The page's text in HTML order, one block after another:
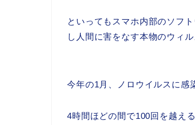
といってもスマホ内部のソフ
し人間に害をなす本物のウィル
今年の1月、ノロウイルスに感
4時間ほどの間で100回を越え